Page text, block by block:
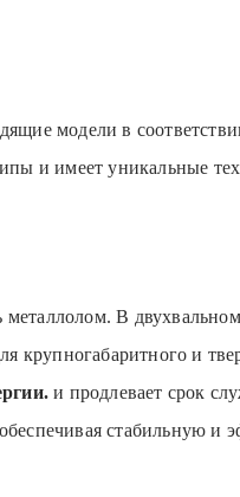
модели в
и имеет уникальные
В
крупногабаритного и
и продлевает срок
стабильную и